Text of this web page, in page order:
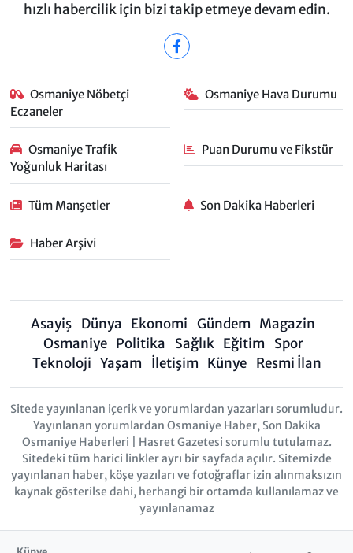
hızlı habercilik için bizi takip etmeye devam edin.
Osmaniye Nöbetçi
Eczaneler
Osmaniye Hava Durumu
Osmaniye Trafik
Yoğunluk Haritası
Puan Durumu ve Fikstür
Tüm Manşetler Son Dakika Haberleri
Haber Arşivi
Asayiş Dünya Ekonomi Gündem Magazin
Osmaniye Politika Sağlık Eğitim
Spor
Teknoloji Yaşam İletişim Künye Resmi İlan
Sitede yayınlanan içerik ve yorumlardan yazarları sorumludur.
Yayınlanan yorumlardan Osmaniye Haber, Son Dakika
Osmaniye Haberleri | Hasret Gazetesi sorumlu tutulamaz.
Sitedeki tüm harici linkler ayrı bir sayfada açılır. Sitemizde
yayınlanan haber, köşe yazıları ve fotoğraflar izin alınmaksızın
kaynak gösterilse dahi, herhangi bir ortamda kullanılamaz ve
yayınlanamaz